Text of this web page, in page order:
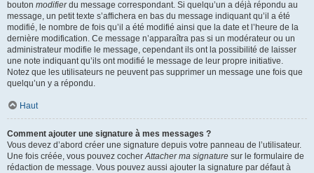
bouton modifierdu message correspondant. Si quelqu’un a déjà répondu au
message, un petit texte s’affichera en bas du message indiquant qu’il a été
modifié, le nombre de fois qu’il a été modifié ainsi que la date et l’heure de la
dernière modification. Ce message n’apparaîtra pas si un modérateur ou un
administrateur modifie le message, cependant ils ont la possibilité de laisser
une note indiquant qu’ils ont modifié le message de leur propre initiative.
Notez que les utilisateurs ne peuvent pas supprimer un message une fois que
quelqu’un y a répondu.
Haut
Comment ajouter une signature à mes messages ?
Vous devez d’abord créer une signature depuis votre panneau de l’utilisateur.
Une fois créée, vous pouvez cocherAttacher ma signature sur le formulaire de
rédaction de message. Vous pouvez aussi ajouter la signature par défaut à